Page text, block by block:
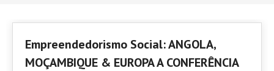
Testemunhos
Contactos
Empreendedorismo Social: ANGOLA,
MOÇAMBIQUE & EUROPA A CONFERÊNCIA